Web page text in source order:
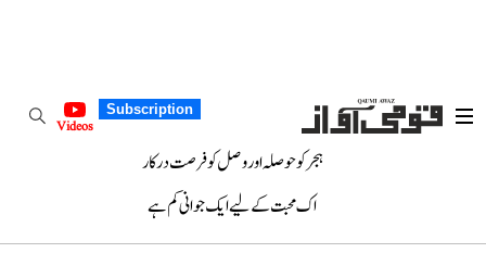
Subscription
Videos
ہجر کو حوصلہ اور وصل کو فرصت درکار
اک محبت کے لیے ایک جوانی کم ہے